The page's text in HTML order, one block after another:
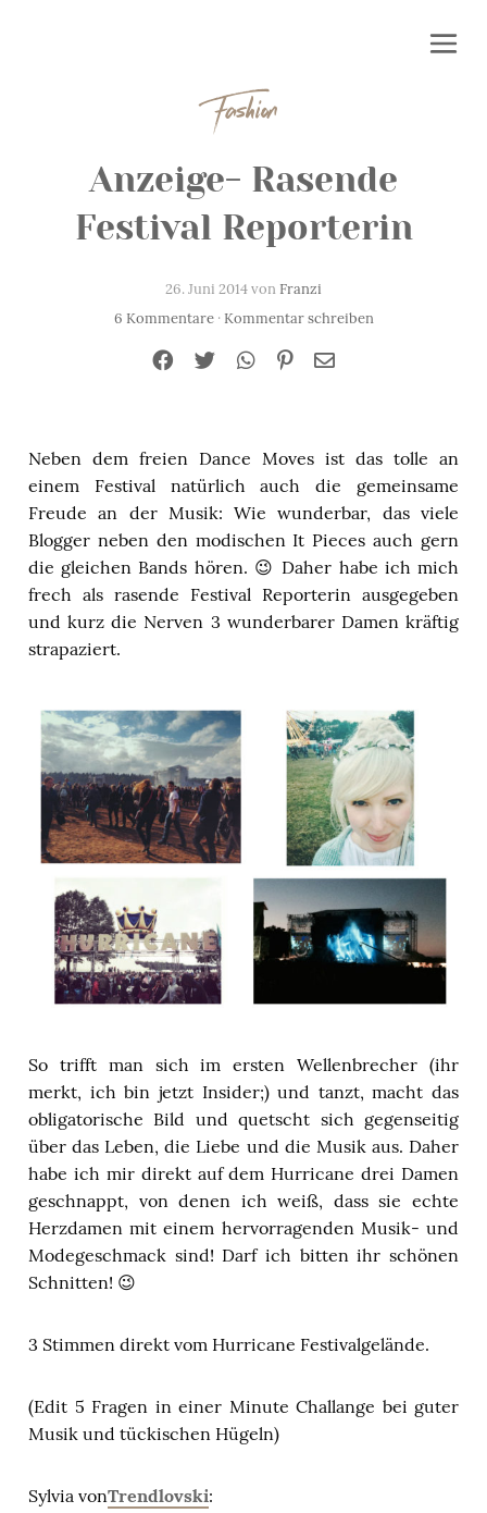
Fashion
Anzeige- Rasende
Festival Reporterin
26. Juni 2014 vonFranzi
6 Kommentare· Kommentar schreiben
Neben dem freien Dance Moves ist das tolle an
einem Festival natürlich auch die gemeinsame
Freude an der Musik: Wie wunderbar, das viele
Blogger neben den modischen It Pieces auch gern
die gleichen Bands hören. 😉 Daher habe ich mich
frech als rasende Festival Reporterin ausgegeben
und kurz die Nerven 3 wunderbarer Damen kräftig
strapaziert.
So trifft man sich im ersten Wellenbrecher (ihr
merkt, ich bin jetzt Insider;) und tanzt, macht das
obligatorische Bild und quetscht sich gegenseitig
über das Leben, die Liebe und die Musik aus. Daher
habe ich mir direkt auf dem Hurricane drei Damen
geschnappt, von denen ich weiß, dass sie echte
Herzdamen mit einem hervorragenden Musik- und
Modegeschmack sind! Darf ich bitten ihr schönen
Schnitten! 😉
3 Stimmen direkt vom Hurricane Festivalgelände.
(Edit 5 Fragen in einer Minute Challange bei guter
Musik und tückischen Hügeln)
Sylvia vonTrendlovski: